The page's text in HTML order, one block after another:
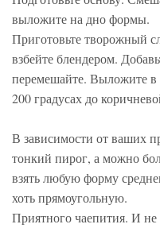
выложите на дно формы.
Приготовьте творожный
взбейте блендером.
перемешайте. Выложите в
200 градусах до
В зависимости от ваших
тонкий пирог, а можно
взять любую форму
хоть прямоугольную.
Приятного чаепития. И не